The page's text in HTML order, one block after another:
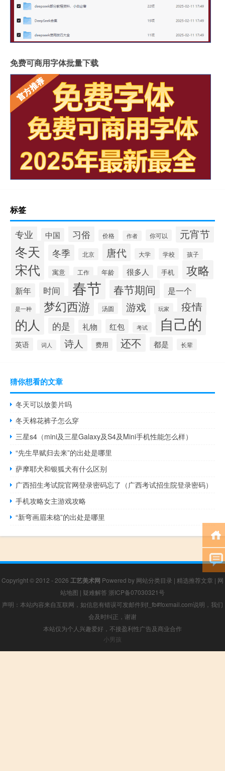
免费可商用字体批量下载
标签
专业 中国 习俗 价格 作者 你可以 元宵节
冬天 冬季 北京 唐代 大学 学校 孩子
宋代 寓意 工作 年龄 很多人 手机 攻略
新年 时间 春节 春节期间 是一个
是一种 梦幻西游 汤圆 游戏 玩家 疫情
的人 的是 礼物 红包 考试 自己的
英语 词人 诗人 费用 还不 都是 长辈
猜你想看的文章
冬天可以放姜片吗
冬天棉花裤子怎么穿
三星s4（mini及三星Galaxy及S4及Mini手机性能怎么样）
“先生早赋归去来”的出处是哪里
萨摩耶犬和银狐犬有什么区别
广西招生考试院官网登录密码忘了（广西考试招生院登录密码）
手机攻略女主游戏攻略
“新弯画眉未稳”的出处是哪里
Copyright © 2012 - 2026 工艺美术网 Powered by 网站分类目录 | 精选推荐文章 | 网
站地图 | 疑难解答 浙ICP备07030321号
声明：本站内容来自互联网，如信息有错误可发邮件到f_fb#foxmail.com说明，我们
会及时纠正，谢谢
本站仅为个人兴趣爱好，不接盈利性广告及商业合作
小男孩